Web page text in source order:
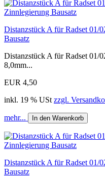
Distanzstück A für Radset 01/
Bausatz
Distanzstück A für Radset 01/
8,0mm...
EUR 4,50
inkl. 19 % USt zzgl.
mehr... In den Warenkorb
Distanzstück A für Radset 01/
Bausatz